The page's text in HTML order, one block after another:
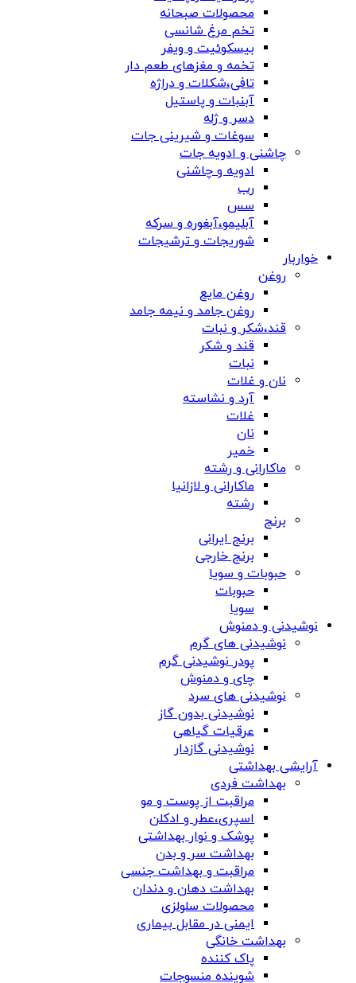
محصولات صبحانه
تخم مرغ شانسی
بیسکوئیت و ویفر
تخمه و مغزهای طعم دار
تافی،شکلات و دراژه
آبنبات و پاستیل
دسر و ژله
سوغات و شیرینی جات
چاشنی و ادویه جات
ادویه و چاشنی
رب
سس
آبلیمو،آبغوره و سرکه
شوریجات و ترشیجات
خواربار
روغن
روغن مایع
روغن جامد و نیمه جامد
قند،شکر و نبات
قند و شکر
نبات
نان و غلات
آرد و نشاسته
غلات
نان
خمیر
ماکارانی و رشته
ماکارانی و لازانیا
رشته
برنج
برنج ایرانی
برنج خارجی
حبوبات و سویا
حبوبات
سویا
نوشیدنی و دمنوش
نوشیدنی های گرم
پودر نوشیدنی گرم
چای و دمنوش
نوشیدنی های سرد
نوشیدنی بدون گاز
عرقیات گیاهی
نوشیدنی گازدار
آرایشی بهداشتی
بهداشت فردی
مراقبت از پوست و مو
اسپری،عطر و ادکلن
پوشک و نوار بهداشتی
بهداشت سر و بدن
مراقبت و بهداشت جنسی
بهداشت دهان و دندان
محصولات سلولزی
ایمنی در مقابل بیماری
بهداشت خانگی
پاک کننده
شوینده منسوجات